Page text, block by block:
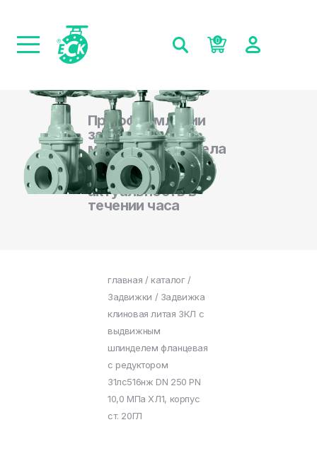
0
При оформлении
заказа на сайте,
менеджеры отдела
продаж
подтверждают
актуальность в
течении часа
главная / каталог/
Задвижки / Задвижка
клиновая литая ЗКЛ с
выдвижным
шпинделем фланцевая
с редуктором
31лс516нж DN 250 PN
10,0 МПа ХЛ1, корпус
ст. 20ГЛ